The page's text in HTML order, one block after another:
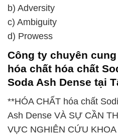
b) Adversity
c) Ambiguity
d) Prowess
Công ty chuyên
hóa chất hóa chất
Soda Ash Dense tại
**HÓA CHẤT hóa chất
Ash Dense VÀ SỰ CẦN
VỰC NGHIÊN CỨU